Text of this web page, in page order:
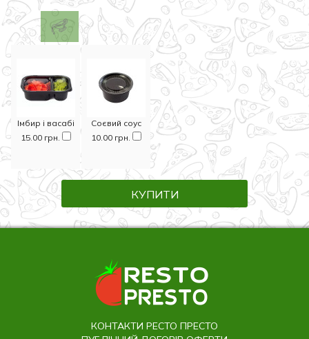
Імбир і васабі
15.00 грн.
Соєвий соус
10.00 грн.
КУПИТИ
КОНТАКТИ РЕСТО ПРЕСТО